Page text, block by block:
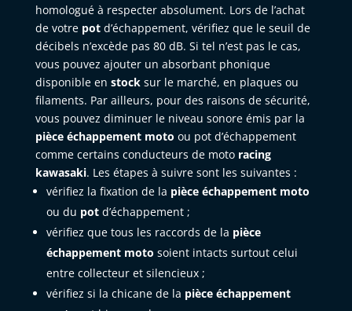
homologué à respecter absolument. Lors de l’achat
de votre potd’échappement, vérifiez que le seuil de
décibels n’excède pas 80 dB. Si tel n’est pas le cas,
vous pouvez ajouter un absorbant phonique
disponible en stocksur le marché, en plaques ou
filaments. Par ailleurs, pour des raisons de sécurité,
vous pouvez diminuer le niveau sonore émis par la
pièce échappement moto ou pot d’échappement
comme certains conducteurs de moto racing
kawasaki. Les étapes à suivre sont les suivantes :
vérifiez la fixation de la pièce échappement moto
ou du potd’échappement ;
vérifiez que tous les raccords de la pièce
échappement moto soient intacts surtout celui
entre collecteur et silencieux ;
vérifiez si la chicane de la pièce échappement